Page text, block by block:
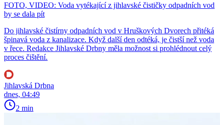
FOTO, VIDEO: Voda vytékající z jihlavské čističky odpadních vod
by se dala pít
Do jihlavské čistírny odpadních vod v Hruškových Dvorech přitéká
špinavá voda z kanalizace. Když další den odtéká, je čistší než voda
v řece. Redakce Jihlavské Drbny měla možnost si prohlédnout celý
proces čištění.
Jihlavská Drbna
dnes, 04:49
2 min